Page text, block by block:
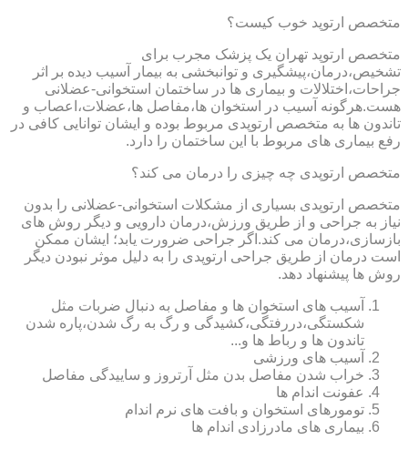
متخصص ارتوپد خوب کیست؟
متخصص ارتوپد تهران یک پزشک مجرب برای
تشخیص،درمان،پیشگیری و توانبخشی به بیمار آسیب دیده بر اثر
جراحات،اختلالات و بیماری ها در ساختمان استخوانی-عضلانی
هست.هرگونه آسیب در استخوان ها،مفاصل ها،عضلات،اعصاب و
تاندون ها به متخصص ارتوپدی مربوط بوده و ایشان توانایی کافی در
رفع بیماری های مربوط با این ساختمان را دارد.
متخصص ارتوپدی چه چیزی را درمان می کند؟
متخصص ارتوپدی بسیاری از مشکلات استخوانی-عضلانی را بدون
نیاز به جراحی و از طریق ورزش،درمان دارویی و دیگر روش های
بازسازی،درمان می کند.اگر جراحی ضرورت یابد؛ ایشان ممکن
است درمان از طریق جراحی ارتوپدی را به دلیل موثر نبودن دیگر
روش ها پیشنهاد دهد.
آسیب های استخوان ها و مفاصل به دنبال ضربات مثل
شکستگی،دررفتگی،کشیدگی و رگ به رگ شدن،پاره شدن
تاندون ها و رباط ها و...
آسیب های ورزشی
خراب شدن مفاصل بدن مثل آرتروز و ساییدگی مفاصل
عفونت اندام ها
تومورهای استخوان و بافت های نرم اندام
بیماری های مادرزادی اندام ها